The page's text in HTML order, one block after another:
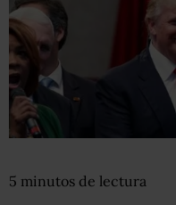
5 minutos de lectura